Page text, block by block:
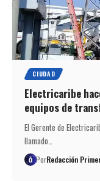
CIUDAD
Electricaribe
equipos de
El Gerente de
llamado…
PorRedacción